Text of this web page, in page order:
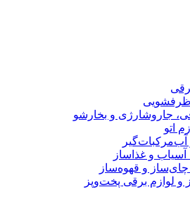
جاروشارژی و بخارشو
اتو
آب‌مرکبات‌گیر
و غذاساز
و قهوه‌ساز
و لوازم برقی پخت‌وپز